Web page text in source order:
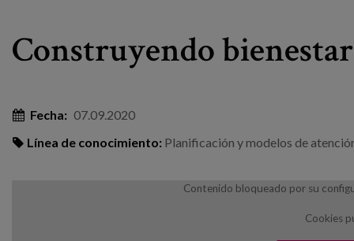
Construyendo
Fecha: 07.09.2020
Línea de conocimiento: Planificación y modelos de
Contenido bloqueado por su
Cookies